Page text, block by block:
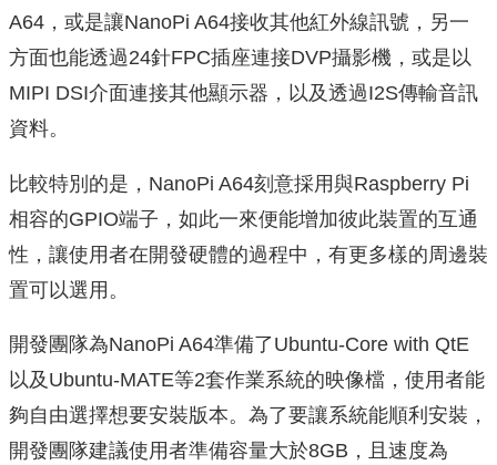
A64，或是讓NanoPi A64接收其他紅外線訊號，另一
方面也能透過24針FPC插座連接DVP攝影機，或是以
MIPI DSI介面連接其他顯示器，以及透過I2S傳輸音訊
資料。
比較特別的是，NanoPi A64刻意採用與Raspberry Pi
相容的GPIO端子，如此一來便能增加彼此裝置的互通
性，讓使用者在開發硬體的過程中，有更多樣的周邊裝
置可以選用。
開發團隊為NanoPi A64準備了Ubuntu-Core with QtE
以及Ubuntu-MATE等2套作業系統的映像檔，使用者能
夠自由選擇想要安裝版本。為了要讓系統能順利安裝，
開發團隊建議使用者準備容量大於8GB，且速度為